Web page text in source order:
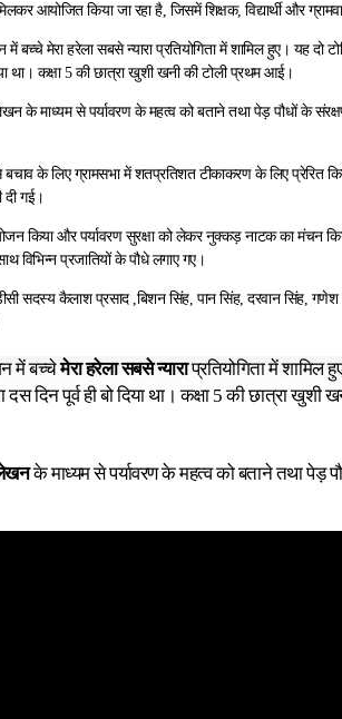
आयोजित किया जा रहा है, जिसमें शिक्षक, विद्यार्थी और
बच्चे मेरा हरेला सबसे न्यारा प्रतियोगिता में शामिल हुए। यह दो
था। कक्षा 5 की छात्रा खुशी खनी की टोली प्रथम आई।
के माध्यम से पर्यावरण के महत्व को बताने तथा पेड़ पौधों के
से बचाव के लिए ग्रामसभा में शतप्रतिशत टीकाकरण के लिए
दी गई।
किया और पर्यावरण सुरक्षा को लेकर नुक्कड़ नाटक का मंचन
विभिन्न प्रजातियों के पौधे लगाए गए।
सदस्य कैलाश प्रसाद ,बिशन सिंह, पान सिंह, दरवान सिंह, गणेश
में बच्चेमेरा हरेला सबसे न्याराप्रतियोगिता में शामिल
दस दिन पूर्व ही बो दिया था। कक्षा 5 की छात्रा
के माध्यम से पर्यावरण के महत्व को बताने तथा पेड़